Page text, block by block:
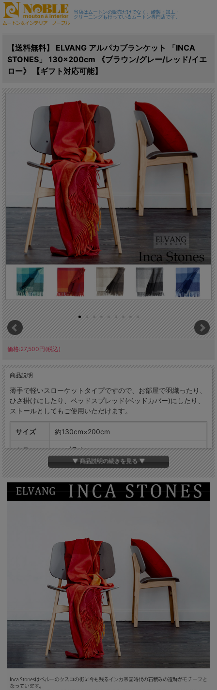
当店はムートンの販売だけでなく、縫製・加工・
クリーニングも行っているムートン専門店です。
【送料無料】 ELVANG アルパカブランケット 「INCA
STONES」 130×200cm 《ブラウン/グレー/レッド/イエ
ロー》 【ギフト対応可能】
価格:27,500円(税込)
商品説明
薄手で軽いスローケットタイプですので、お部屋で羽織ったり、
ひざ掛けにしたり、ベッドスプレッド(ベッドカバー)にしたり、
ストールとしてもご使用いただけます。
サイズ 約130cm×200cm
カラー
ブラウン
グレー
レッド
イエロー
26-27 ミクロン
ドライクリーニング可
※当店は複数店舗で在庫を共有しているため、稀
に在庫切れでもすぐページ上に反映されずご注
文可能になっていることがございます。
その際にはご迷惑をおかけいたしますがご了承
ください。
お客様の声
▼ 商品説明の続きを見る ▼